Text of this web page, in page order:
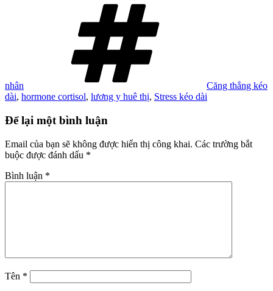
nhân
Căng thẳng kéo
dài, hormone cortisol, lương y huê thị, Stress kéo dài
Để lại một bình luận
Email của bạn sẽ không được hiển thị công khai. Các trường bắt
buộc được đánh dấu *
Bình luận *
Tên *